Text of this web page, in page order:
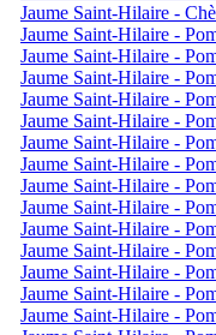
Jaume Saint-Hilaire -
Jaume Saint-Hilaire -
Jaume Saint-Hilaire -
Jaume Saint-Hilaire -
Jaume Saint-Hilaire -
Jaume Saint-Hilaire -
Jaume Saint-Hilaire -
Jaume Saint-Hilaire -
Jaume Saint-Hilaire -
Jaume Saint-Hilaire -
Jaume Saint-Hilaire -
Jaume Saint-Hilaire -
Jaume Saint-Hilaire -
Jaume Saint-Hilaire -
Jaume Saint-Hilaire -